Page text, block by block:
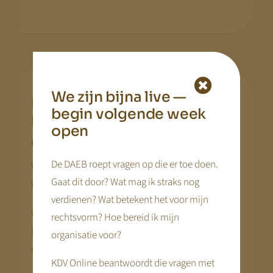
Keuze 3: Binnen de kern
blijven of daarnaast
organiseren?
Wanneer rendement binnen de kern proportioneel
wordt begrensd, ontstaat een tweede vraag:
Wil je uitsluitend afhankelijk blijven van
kernopvang? Of organiseer je aanvullende waarde
naast een stabiele kern?
We zijn bijna live —
begin volgende week
open
De DAEB roept vragen op die er toe doen.
Gaat dit door? Wat mag ik straks nog
verdienen? Wat betekent het voor mijn
rechtsvorm? Hoe bereid ik mijn
organisatie voor?
KDV Online beantwoordt die vragen met